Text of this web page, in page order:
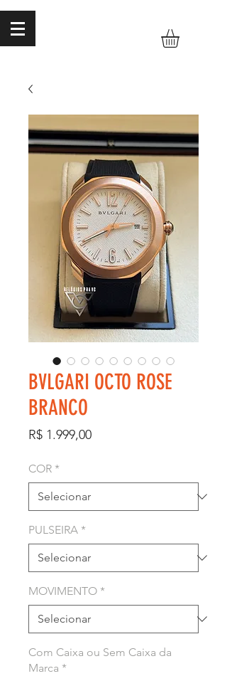
BVLGARI OCTO ROSE
BRANCO
R$ 1.999,00Preço
COR *
PULSEIRA *
MOVIMENTO *
Com Caixa ou Sem Caixa da
Marca *